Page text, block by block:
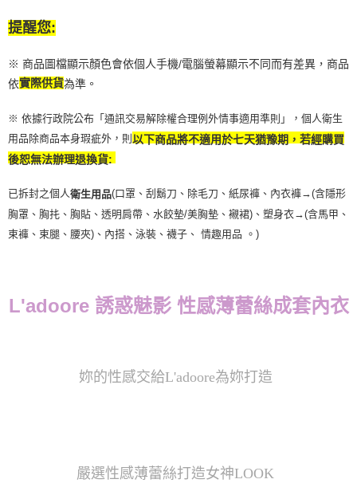
５．嚴禁一人註冊多個帳號或使用他人資訊註冊。若發現惡意使用之情形，
恩沛科技股份有限公司將有權停止該用戶之使用額度並採取法律行動。
提醒您:
※ 商品圖檔顯示顏色會依個人手機/電腦螢幕顯示不同而有差異，商品
依實際供貨為準。
※ 依據行政院公布「通訊交易解除權合理例外情事適用準則」，個人衛生
用品除商品本身瑕疵外，則以下商品將不適用於七天猶豫期，若經購買
後恕無法辦理退換貨:
已拆封之個人衛生用品(口罩、刮鬍刀、除毛刀、紙尿褲、內衣褲→(含隱形
胸罩、胸扥、胸貼、透明肩帶、水餃墊/美胸墊、襯裙)、塑身衣→(含馬甲、
束褲、束腿、腰夾) 、內搭、泳裝、襪子、 情趣用品 。)
L'adoore 誘惑魅影 性感薄蕾絲成套內衣
妳的性感交給L'adoore為妳打造
嚴選性感薄蕾絲打造女神LOOK